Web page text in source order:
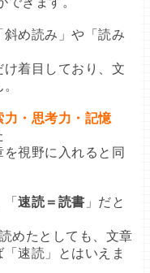
め読み」や「読み
着目しており、文
・思考力・記憶
視野に入れると同
「速読＝読書 」だと
めたとしても、文章
速読」とはいえま